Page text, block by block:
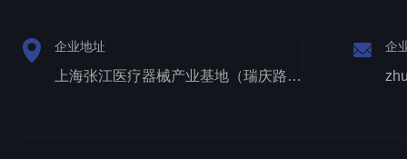
企业地址
上海张江医疗器械产业基地（瑞庆路528号）
企